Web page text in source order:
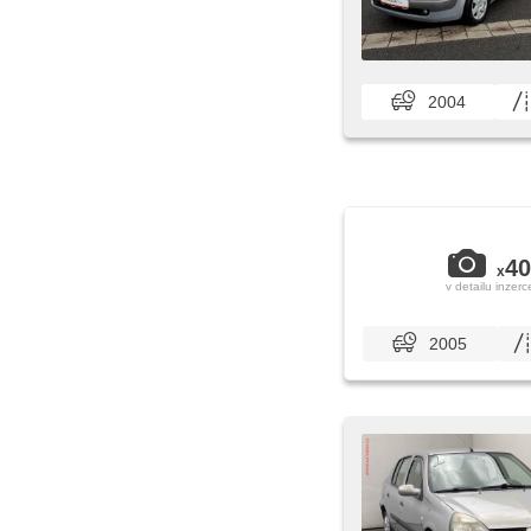
2004
x40
v detailu
2005